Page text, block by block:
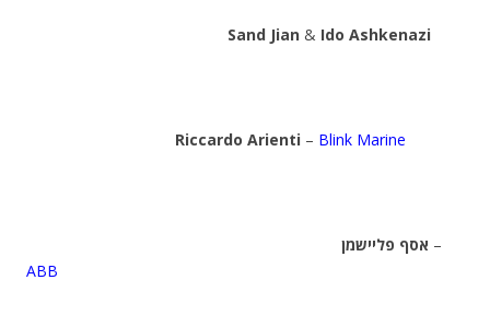
Sand Jian & Ido Ashkenazi
Riccardo Arienti – Blink Marine
אסף פליישמן –
ABB